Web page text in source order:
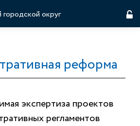
округ
реформа
экспертиза проектов
регламентов